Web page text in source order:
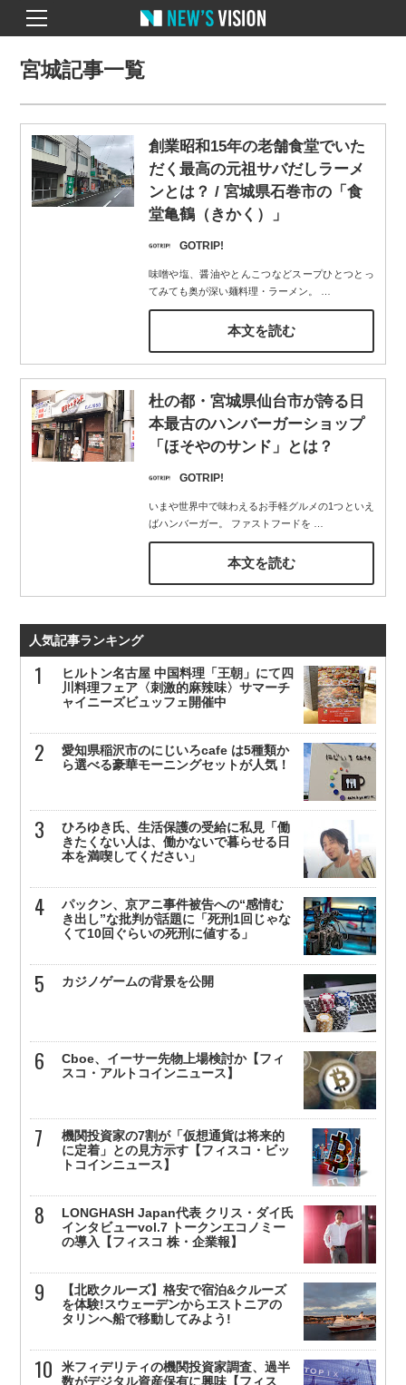
宮城記事一覧
創業昭和15年の老舗食堂でいた
だく最高の元祖サバだしラーメ
ンとは？ / 宮城県石巻市の「食
堂亀鶴（きかく）」
GOTRIP!
味噌や塩、醤油やとんこつなどスープひとつとっ
てみても奥が深い麺料理・ラーメン。
本文を読む
杜の都・宮城県仙台市が誇る日
本最古のハンバーガーショップ
「ほそやのサンド」とは？
GOTRIP!
いまや世界中で味わえるお手軽グルメの1つといえ
ばハンバーガー。 ファストフードを
本文を読む
人気記事ランキング
ヒルトン名古屋 中国料理「王朝」にて四
川料理フェア〈刺激的麻辣味〉サマーチ
ャイニーズビュッフェ開催中
愛知県稲沢市のにじいろcafe は5種類か
ら選べる豪華モーニングセットが人気！
ひろゆき氏、生活保護の受給に私見「働
きたくない人は、働かないで暮らせる日
本を満喫してください」
パックン、京アニ事件被告への“感情む
き出し”な批判が話題に「死刑1回じゃな
くて10回ぐらいの死刑に値する」
カジノゲームの背景を公開
Cboe、イーサー先物上場検討か【フィ
スコ・アルトコインニュース】
機関投資家の7割が「仮想通貨は将来的
に定着」との見方示す【フィスコ・ビッ
トコインニュース】
LONGHASH Japan代表 クリス・ダイ氏
インタビューvol.7 トークンエコノミー
の導入【フィスコ 株・企業報】
【北欧クルーズ】格安で宿泊&クルーズ
を体験!スウェーデンからエストニアの
タリンへ船で移動してみよう!
米フィデリティの機関投資家調査、過半
数がデジタル資産保有に興味【フィス